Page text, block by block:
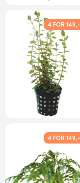
4 FOR 149,-
4 FOR 149,-